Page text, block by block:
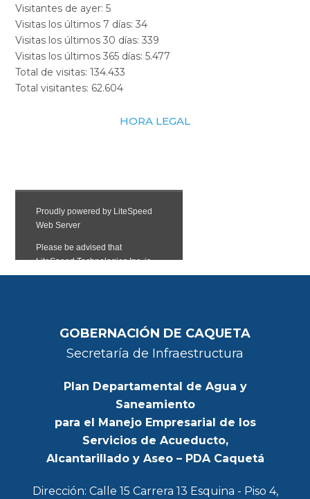
Visitantes de ayer:5
Visitas los últimos 7 días:34
Visitas los últimos 30 días:339
Visitas los últimos 365 días:5.477
Total de visitas:134.433
Total visitantes: 62.604
HORA LEGAL
GOBERNACIÓN DE CAQUETA
Secretaría de Infraestructura
Plan Departamental de Agua y
Saneamiento
para el Manejo Empresarial de los
Servicios de Acueducto,
Alcantarillado y Aseo – PDA Caquetá
Dirección: Calle 15 Carrera 13 Esquina - Piso 4,